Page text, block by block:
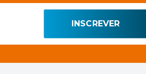
INSCREVER